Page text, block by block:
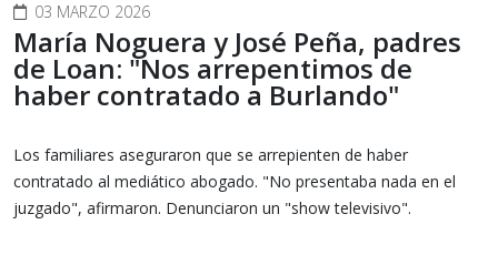
03 MARZO 2026
María Noguera y José Peña, padres
de Loan: "Nos arrepentimos de
haber contratado a Burlando"
Los familiares aseguraron que se arrepienten de haber
contratado al mediático abogado. "No presentaba nada en el
juzgado", afirmaron. Denunciaron un "show televisivo".